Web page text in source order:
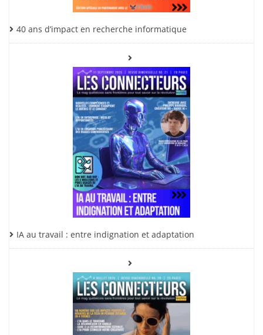
40 ans d’impact en recherche informatique
IA au travail : entre indignation et adaptation